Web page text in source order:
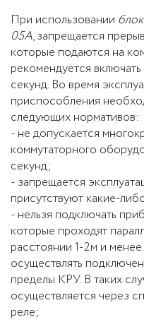
При использовании
05А, запрещается
которые подаются на
рекомендуется
секунд. Во время
приспособления
следующих нормативов:
- не допускается
коммутаторного
секунд;
- запрещается
присутствуют какие-
- нельзя подключать
которые проходят
расстоянии 1-2м и
осуществлять
пределы КРУ. В таких
осуществляется через
реле;